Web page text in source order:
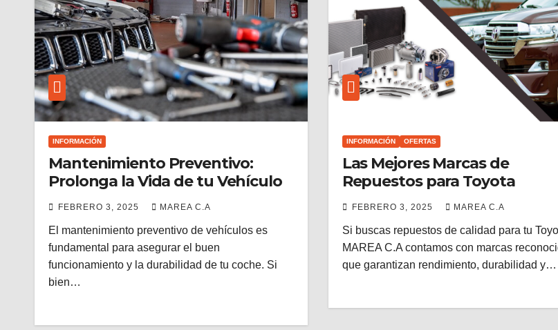
INFORMACIÓN
Mantenimiento Preventivo:
Prolonga la Vida de tu Vehículo
FEBRERO 3, 2025 MAREA C.A
El mantenimiento preventivo de vehículos es
fundamental para asegurar el buen
funcionamiento y la durabilidad de tu coche. Si
bien…
INFORMACIÓN OFERTAS
Las Mejores Marcas de
Repuestos para Toyota
FEBRERO 3, 2025 MAREA C.A
Si buscas repuestos de calidad para tu
MAREA C.A contamos con marcas
que garantizan rendimiento, durabilidad y…